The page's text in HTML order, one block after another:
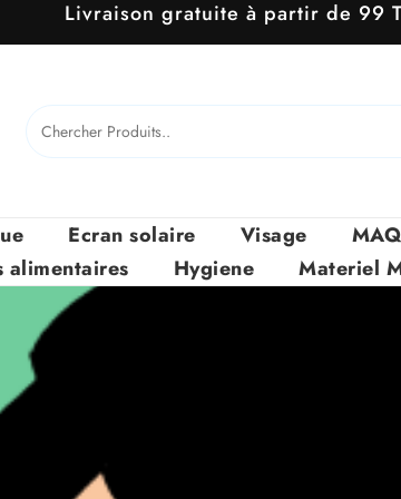
Livraison gratuite à partir de 99
Ecran solaire Visage
alimentaires
Hygiene Materiel